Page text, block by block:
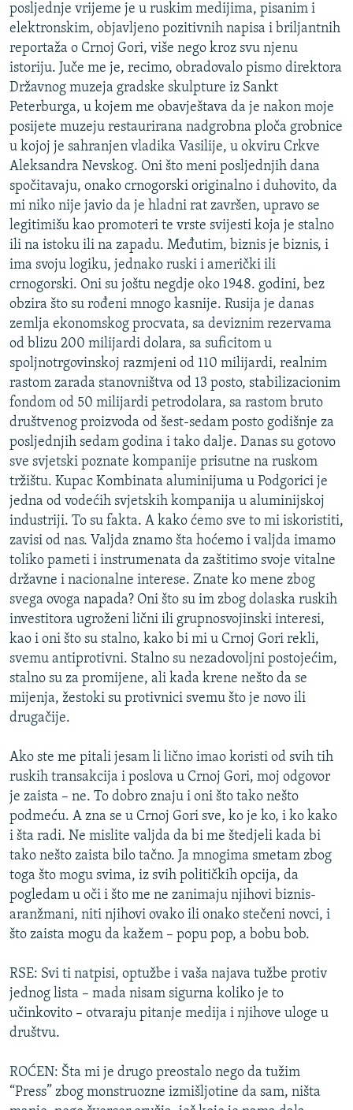
posljednje vrijeme je u ruskim medijima, pisanim i
elektronskim, objavljeno pozitivnih napisa i briljantnih
reportaža o Crnoj Gori, više nego kroz svu njenu
istoriju. Juče me je, recimo, obradovalo pismo direktora
Državnog muzeja gradske skulpture iz Sankt
Peterburga, u kojem me obavještava da je nakon moje
posijete muzeju restaurirana nadgrobna ploča grobnice
u kojoj je sahranjen vladika Vasilije, u okviru Crkve
Aleksandra Nevskog. Oni što meni posljednjih dana
spočitavaju, onako crnogorski originalno i duhovito, da
mi niko nije javio da je hladni rat završen, upravo se
legitimišu kao promoteri te vrste svijesti koja je stalno
ili na istoku ili na zapadu. Međutim, biznis je biznis, i
ima svoju logiku, jednako ruski i američki ili
crnogorski. Oni su joštu negdje oko 1948. godini, bez
obzira što su rođeni mnogo kasnije. Rusija je danas
zemlja ekonomskog procvata, sa deviznim rezervama
od blizu 200 milijardi dolara, sa suficitom u
spoljnotrgovinskoj razmjeni od 110 milijardi, realnim
rastom zarada stanovništva od 13 posto, stabilizacionim
fondom od 50 milijardi petrodolara, sa rastom bruto
društvenog proizvoda od šest-sedam posto godišnje za
posljednjih sedam godina i tako dalje. Danas su gotovo
sve svjetski poznate kompanije prisutne na ruskom
tržištu. Kupac Kombinata aluminijuma u Podgorici je
jedna od vodećih svjetskih kompanija u aluminijskoj
industriji. To su fakta. A kako ćemo sve to mi iskoristiti,
zavisi od nas. Valjda znamo šta hoćemo i valjda imamo
toliko pameti i instrumenata da zaštitimo svoje vitalne
državne i nacionalne interese. Znate ko mene zbog
svega ovoga napada? Oni što su im zbog dolaska ruskih
investitora ugroženi lični ili grupnosvojinski interesi,
kao i oni što su stalno, kako bi mi u Crnoj Gori rekli,
svemu antiprotivni. Stalno su nezadovoljni postojećim,
stalno su za promijene, ali kada krene nešto da se
mijenja, žestoki su protivnici svemu što je novo ili
drugačije.
Ako ste me pitali jesam li lično imao koristi od svih tih
ruskih transakcija i poslova u Crnoj Gori, moj odgovor
je zaista – ne. To dobro znaju i oni što tako nešto
podmeću. A zna se u Crnoj Gori sve, ko je ko, i ko kako
i šta radi. Ne mislite valjda da bi me štedjeli kada bi
tako nešto zaista bilo tačno. Ja mnogima smetam zbog
toga što mogu svima, iz svih političkih opcija, da
pogledam u oči i što me ne zanimaju njihovi biznis-
aranžmani, niti njihovi ovako ili onako stečeni novci, i
što zaista mogu da kažem – popu pop, a bobu bob.
RSE: Svi ti natpisi, optužbe i vaša najava tužbe protiv
jednog lista – mada nisam sigurna koliko je to
učinkovito – otvaraju pitanje medija i njihove uloge u
društvu.
ROĆEN: Šta mi je drugo preostalo nego da tužim
“Press” zbog monstruozne izmišljotine da sam, ništa